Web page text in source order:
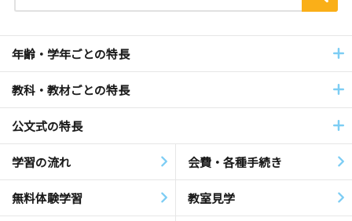
年齢・学年ごとの特長
教科・教材ごとの特長
公文式の特長
学習の流れ 会費・各種手続き
無料体験学習 教室見学